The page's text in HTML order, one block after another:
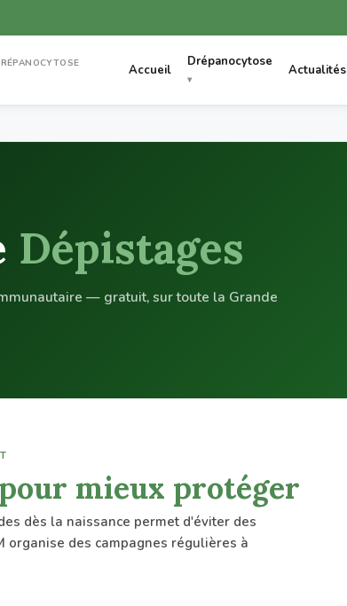
Accueil
Drépanocytose
Actualités
Dépistages
— gratuit, sur toute la Grande
pour mieux protéger
dès la naissance permet d'éviter des
organise des campagnes régulières à